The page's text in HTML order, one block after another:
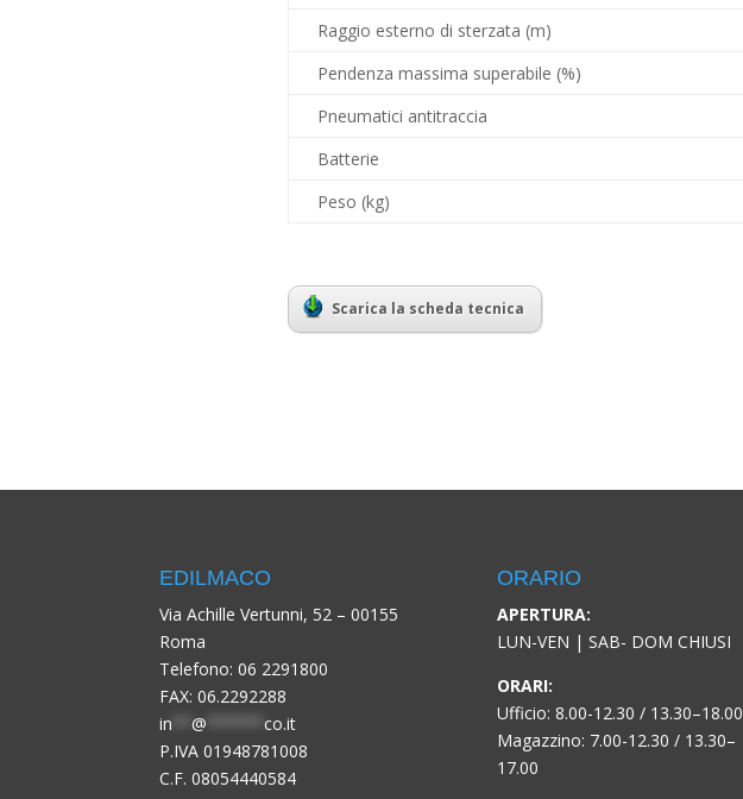
Raggio esterno di sterzata (m)
Pendenza massima superabile (%)
Pneumatici antitraccia
Batterie
Peso (kg)
Scarica la scheda tecnica
EDILMACO
Via Achille Vertunni, 52 – 00155
Roma
Telefono:06 2291800
FAX: 06.2292288
in **@ ******co.it
P.IVA 01948781008
C.F. 08054440584
ORARIO
APERTURA:
LUN-VEN | SAB- DOM CHIUSI
ORARI:
Ufficio: 8.00-12.30 / 13.30–18.00
Magazzino: 7.00-12.30 / 13.30–
17.00